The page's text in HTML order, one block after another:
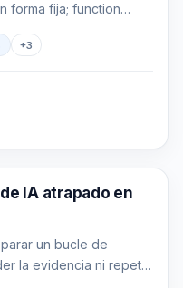
forma fija; function
también
+3
IA atrapado en
un bucle de
la evidencia ni repetir